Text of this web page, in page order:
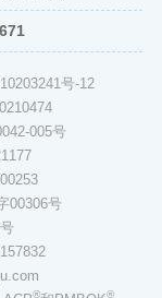
号-12
005号
00306号
® ®